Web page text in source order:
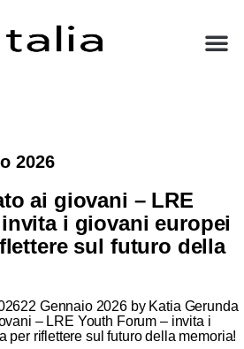
2026
ai giovani – LRE
i giovani europei
sul futuro della
22 Gennaio 2026 by Katia Gerunda